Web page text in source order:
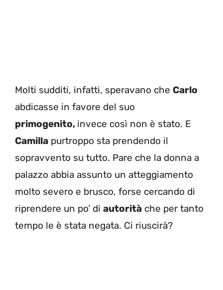
Molti sudditi, infatti, speravano che Carlo
abdicasse in favore del suo
primogenito, invece così non è stato. E
Camilla purtroppo sta prendendo il
sopravvento su tutto. Pare che la donna a
palazzo abbia assunto un atteggiamento
molto severo e brusco, forse cercando di
riprendere un po’ di autorità che per tanto
tempo le è stata negata. Ci riuscirà?